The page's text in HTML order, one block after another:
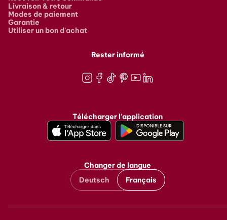
Livraison & retour
Modes de paiement
Garantie
Utiliser un bon d'achat
Rester informé
Télécharger l'application
Changer de langue
Deutsch
Français